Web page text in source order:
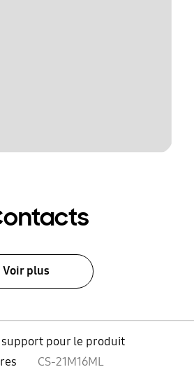
Voir plus
pour le produit
CS-21M16ML